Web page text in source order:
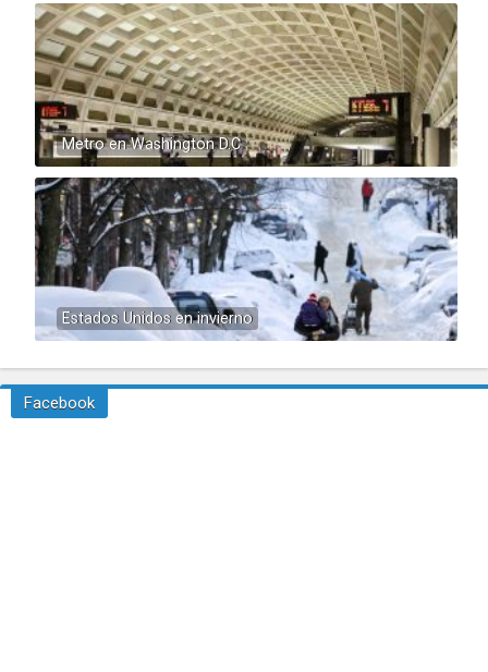
Metro en Washington D.C
Estados Unidos en invierno
Facebook